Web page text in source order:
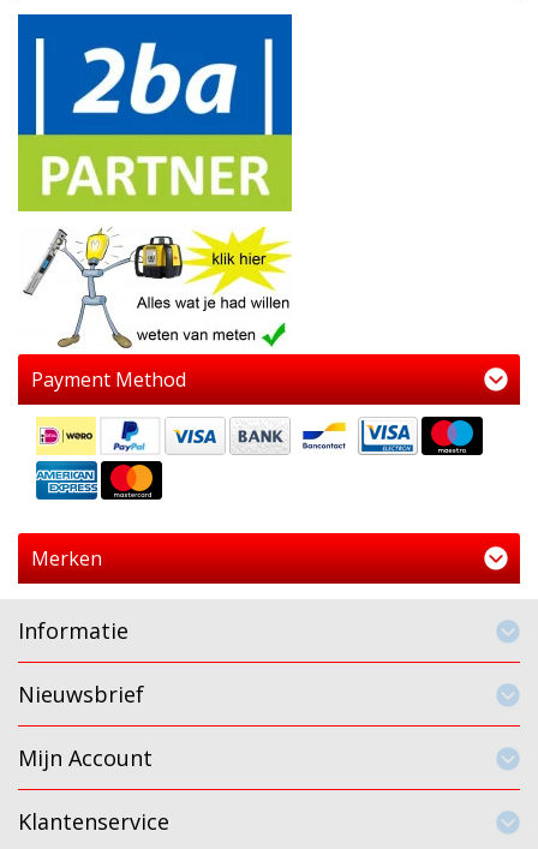
Payment Method
Merken
Informatie
Nieuwsbrief
Mijn Account
Klantenservice